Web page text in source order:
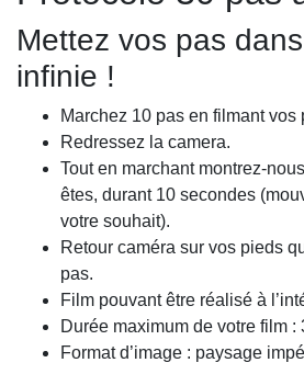
Mettez vos pas
infinie !
Marchez 10 pas en filmant vos
Redressez la camera.
Tout en marchant montrez-
êtes, durant 10 secondes
votre souhait).
Retour caméra sur vos pieds
pas.
Film pouvant être réalisé à
Durée maximum de votre film :
Format d’image : paysage